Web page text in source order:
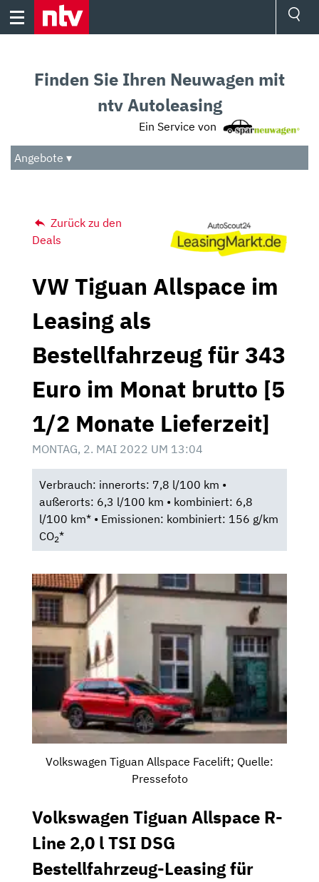
Skip
Audio
Das Beste
Finden Sie Ihren Neuwagen mit
ntv Autoleasing
Ein Service von
Angebote ▾
Zurück zu den
Deals
VW Tiguan Allspace im
Leasing als
Bestellfahrzeug für 343
Euro im Monat brutto [5
1/2 Monate Lieferzeit]
MONTAG, 2. MAI 2022 UM 13:04
Verbrauch: innerorts: 7,8 l/100 km •
außerorts: 6,3 l/100 km • kombiniert: 6,8
l/100 km* • Emissionen: kombiniert: 156 g/km
CO2*
Volkswagen Tiguan Allspace Facelift; Quelle:
Pressefoto
Volkswagen Tiguan Allspace R-
Line 2,0 l TSI DSG
Bestellfahrzeug-Leasing für